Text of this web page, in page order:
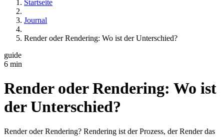
Startseite
Journal
Render oder Rendering: Wo ist der Unterschied?
guide
6 min
Render oder Rendering: Wo ist
der Unterschied?
Render oder Rendering? Rendering ist der Prozess, der Render das